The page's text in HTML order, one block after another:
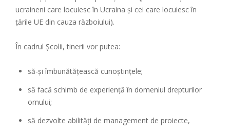
ucraineni care locuiesc în Ucraina și cei care locuiesc în
țările UE din cauza războiului).
În cadrul Școlii, tinerii vor putea:
să-și îmbunătățească cunoștințele;
să facă schimb de experiență în domeniul drepturilor
omului;
să dezvolte abilități de management de proiecte,